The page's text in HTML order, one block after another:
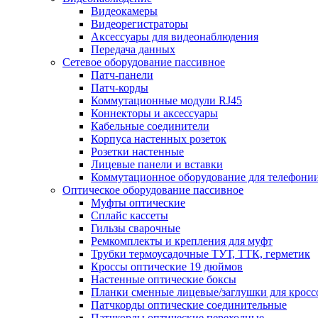
Видеокамеры
Видеорегистраторы
Аксессуары для видеонаблюдения
Передача данных
Сетевое оборудование пассивное
Патч-панели
Патч-корды
Коммутационные модули RJ45
Коннекторы и аксессуары
Кабельные соединители
Корпуса настенных розеток
Розетки настенные
Лицевые панели и вставки
Коммутационное оборудование для
Оптическое оборудование пассивное
Муфты оптические
Сплайс кассеты
Гильзы сварочные
Ремкомплекты и крепления для муфт
Трубки термоусадочные ТУТ, ТТК, герметик
Кроссы оптические 19 дюймов
Настенные оптические боксы
Планки сменные лицевые/заглушки для
Патчкорды оптические соединительные